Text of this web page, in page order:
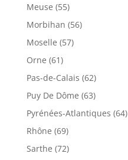
Meuse (55)
Morbihan (56)
Moselle (57)
Orne (61)
Pas-de-Calais (62)
Puy De Dôme (63)
Pyrénées-Atlantiques (64)
Rhône (69)
Sarthe (72)